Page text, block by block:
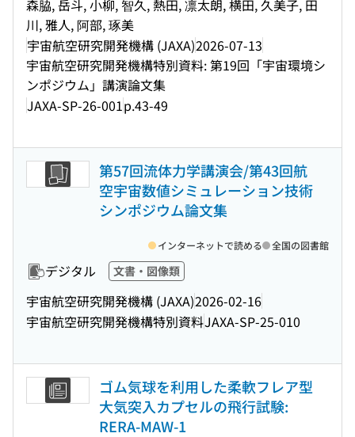
森脇, 岳斗, 小柳, 智久, 熱田, 凛太朗, 横田, 久美子, 田
川, 雅人, 阿部, 琢美
宇宙航空研究開発機構 (JAXA)2026-07-13
宇宙航空研究開発機構特別資料: 第19回「宇宙環境シ
ンポジウム」講演論文集
JAXA-SP-26-001p.43-49
第57回流体力学講演会/第43回航
空宇宙数値シミュレーション技術
シンポジウム論文集
デジタル 文書・図像類
宇宙航空研究開発機構 (JAXA)2026-02-16
宇宙航空研究開発機構特別資料JAXA-SP-25-010
インターネットで読める 全国の図書館
ゴム気球を利用した柔軟フレア型
大気突入カプセルの飛行試験:
RERA-MAW-1